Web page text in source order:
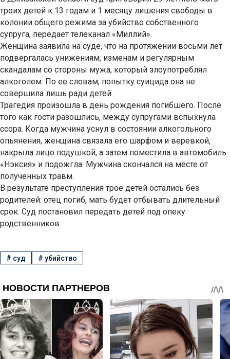
троих детей к 13 годам и 1 месяцу лишения свободы в
колонии общего режима за убийство собственного
супруга, передает телеканал «Миллий».
Женщина заявила на суде, что на протяжении восьми лет
подвергалась унижениям, изменам и регулярным
скандалам со стороны мужа, который злоупотреблял
алкоголем. По ее словам, попытку суицида она не
совершила лишь ради детей.
Трагедия произошла в день рождения погибшего. После
того как гости разошлись, между супругами вспыхнула
ссора. Когда мужчина уснул в состоянии алкогольного
опьянения, женщина связала его шарфом и веревкой,
накрыла лицо подушкой, а затем поместила в автомобиль
«Нэксия» и подожгла. Мужчина скончался на месте от
полученных травм.
В результате преступления трое детей остались без
родителей: отец погиб, мать будет отбывать длительный
срок. Суд постановил передать детей под опеку
родственников.
# суд # убийство